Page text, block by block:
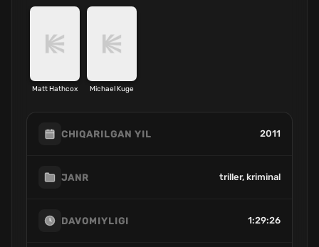
Matt Hathcox Michael Kuge
CHIQARILGAN YIL 2011
JANR triller, kriminal
DAVOMIYLIGI 1:29:26